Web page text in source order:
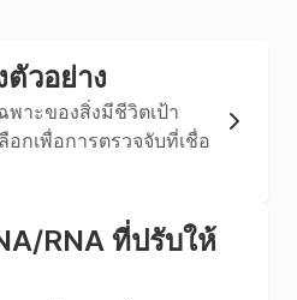
วอย่าง
พาะของสิ่งมีชีวิตเป้า
กเพื่อการตรวจจับที่เชื่อ
RNA ที่ปรับให้